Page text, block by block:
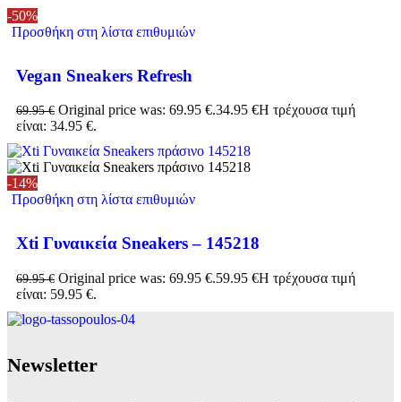
-50%
Προσθήκη στη λίστα επιθυμιών
Vegan Sneakers Refresh
69.95€ Original price was: 69.95 €.34.95 €Η τρέχουσα τιμή
είναι: 34.95 €.
-14%
Προσθήκη στη λίστα επιθυμιών
Xti Γυναικεία Sneakers – 145218
69.95€ Original price was: 69.95 €.59.95 €Η τρέχουσα τιμή
είναι: 59.95 €.
Νewsletter